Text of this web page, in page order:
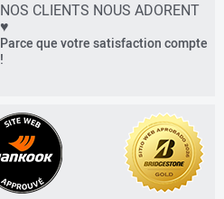
NOS CLIENTS NOUS ADORENT
♥
Parce que votre satisfaction compte
!